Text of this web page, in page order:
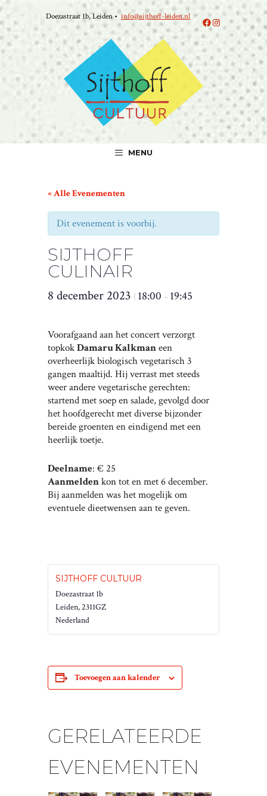
Ga
naar
de
inhoud
Doezastraat 1b, Leiden •info@sijthoff-leiden.nl Facebook
Instagram
MENU
« Alle Evenementen
Dit evenement is voorbij.
SIJTHOFF
CULINAIR
8 december 2023 18:00 – 19:45
Voorafgaand aan het concert verzorgt
topkokDamaru Kalkmaneen
overheerlijk biologisch vegetarisch 3
gangen maaltijd. Hij verrast met steeds
weer andere vegetarische gerechten:
startend met soep en salade, gevolgd door
het hoofdgerecht met diverse bijzonder
bereide groenten en eindigend met een
heerlijk toetje.
Deelname: € 25
Aanmeldenkon tot en met 6 december.
Bij aanmelden was het mogelijk om
eventuele dieetwensen aan te geven.
SIJTHOFF CULTUUR
Doezastraat 1b
Leiden,2311GZ
Nederland
Toevoegen aan kalender
GERELATEERDE
EVENEMENTEN